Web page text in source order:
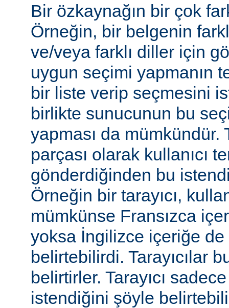
Bir özkaynağın bir çok
Örneğin, bir belgenin
ve/veya farklı diller için
uygun seçimi yapmanın
bir liste verip seçmesini
birlikte sunucunun bu
yapması da mümkündür.
parçası olarak kullanıcı
gönderdiğinden bu
Örneğin bir tarayıcı,
mümkünse Fransızca
yoksa İngilizce içeriğe de
belirtebilirdi. Tarayıcılar
belirtirler. Tarayıcı
istendiğini şöyle